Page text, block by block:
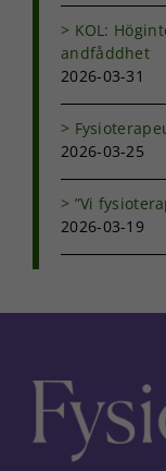
KOL:
andfåddhet
2026-03-31
2026-03-25
”Vi
2026-03-19